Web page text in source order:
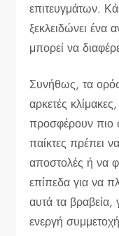
επιτευγμάτων.
ξεκλειδώνει ένα
μπορεί να
Συνήθως, τα
αρκετές
προσφέρουν πιο
παίκτες πρέπει
αποστολές ή να
επίπεδα για να
αυτά τα βραβεία,
ενεργή